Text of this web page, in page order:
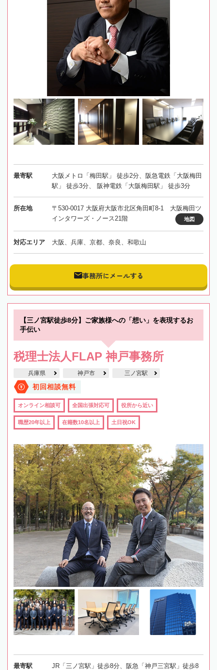
最寄駅
大阪メトロ「梅田駅」 徒歩2分、阪急電鉄「大阪梅田
駅」 徒歩3分、 阪神電鉄「大阪梅田駅」 徒歩3分
所在地
〒530-0017 大阪府大阪市北区角田町8-1 大阪梅田ツ
インタワーズ・ノース21階
地図
対応エリア 大阪、兵庫、京都、奈良、和歌山
事務所にメールする
【三ノ宮駅徒歩8分】ご家族様への「想い」を表現するお
手伝い
税理士法人FLAP 神戸事務所
兵庫県 神戸市 三ノ宮駅
初回相談無料
オンライン相談可 全国出張対応可 役所から近い
職歴20年以上 在籍数10名以上 土日祝OK
最寄駅
JR「三ノ宮駅」徒歩8分、阪急「神戸三宮駅」徒歩8